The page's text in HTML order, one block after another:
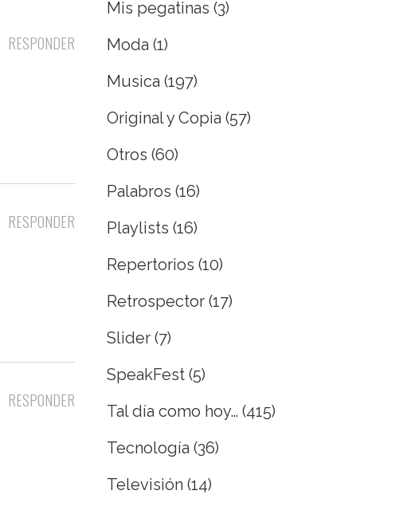
RESPONDER
RESPONDER
RESPONDER
Mis pegatinas (3)
Moda (1)
Musica (197)
Original y Copia (57)
Otros (60)
Palabros (16)
Playlists (16)
Repertorios (10)
Retrospector (17)
Slider (7)
SpeakFest (5)
Tal día como hoy… (415)
Tecnología (36)
Televisión (14)